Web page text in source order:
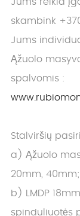
skambink
Jums
Ąžuolo
spalvomis :
Stalviršių
a) Ąžuolo
20mm, 40mm;
b) LMDP
spinduliuotės